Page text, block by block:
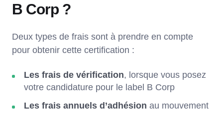
B Corp ?
Deux types de frais sont à prendre en compte
pour obtenir cette certification :
Les frais de vérification, lorsque vous posez
votre candidature pour le label B Corp
Les frais annuels d’adhésion au mouvement